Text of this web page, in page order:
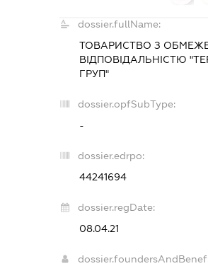
dossier.fullName:
ТОВАРИСТВО З
ВІДПОВІДАЛЬНІСТЮ
ГРУП"
dossier.opfSubType:
-
dossier.edrpo:
44241694
dossier.regDate:
08.04.21